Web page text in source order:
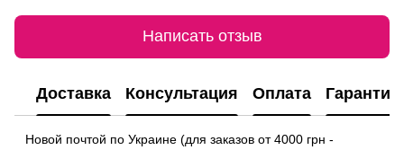
Написать отзыв
Доставка Консультация Оплата Гарантия
Новой почтой по Украине (для заказов от 4000 грн -